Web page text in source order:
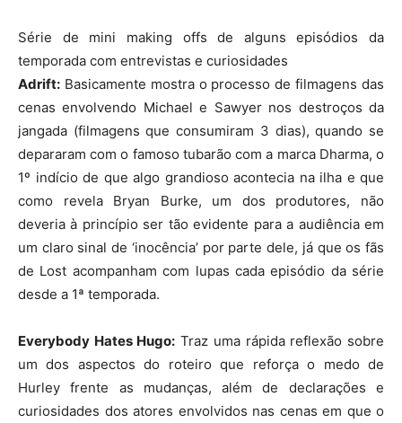
Série de mini making offs de alguns episódios da
temporada com entrevistas e curiosidades
Adrift: Basicamente mostra o processo de filmagens das
cenas envolvendo Michael e Sawyer nos destroços da
jangada (filmagens que consumiram 3 dias), quando se
depararam com o famoso tubarão com a marca Dharma, o
1º indício de que algo grandioso acontecia na ilha e que
como revela Bryan Burke, um dos produtores, não
deveria à princípio ser tão evidente para a audiência em
um claro sinal de ‘inocência’ por parte dele, já que os fãs
de Lost acompanham com lupas cada episódio da série
desde a 1ª temporada.
Everybody Hates Hugo: Traz uma rápida reflexão sobre
um dos aspectos do roteiro que reforça o medo de
Hurley frente as mudanças, além de declarações e
curiosidades dos atores envolvidos nas cenas em que o